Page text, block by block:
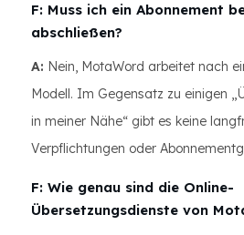
F: Muss ich ein Abonnement
abschließen?
A: Nein, MotaWord arbeitet nach
Modell. Im Gegensatz zu einigen
in meiner Nähe“ gibt es keine
Verpflichtungen oder
F: Wie genau sind die Online-
Übersetzungsdienste von